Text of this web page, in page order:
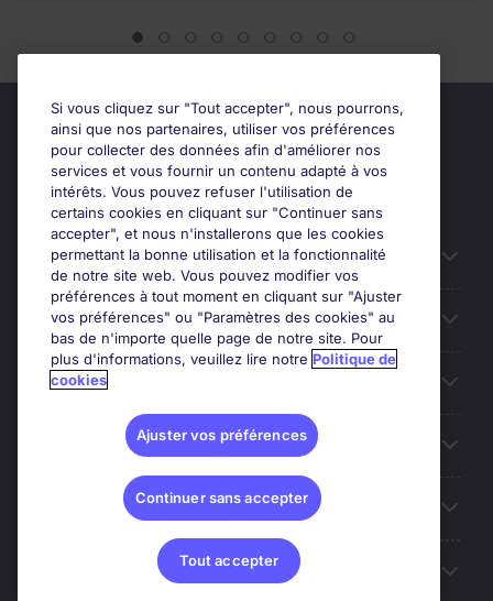
Candidats
Entreprises
Contact
Les avis Google
Nos offres d'emploi
Si vous cliquez sur "Tout accepter", nous pourrons,
ainsi que nos partenaires, utiliser vos préférences
pour collecter des données afin d'améliorer nos
services et vous fournir un contenu adapté à vos
intérêts. Vous pouvez refuser l'utilisation de
certains cookies en cliquant sur "Continuer sans
accepter", et nous n'installerons que les cookies
permettant la bonne utilisation et la fonctionnalité
de notre site web. Vous pouvez modifier vos
préférences à tout moment en cliquant sur "Ajuster
vos préférences" ou "Paramètres des cookies" au
bas de n'importe quelle page de notre site. Pour
plus d'informations, veuillez lire notre Politique de
cookies
Ajuster vos préférences
Continuer sans accepter
Tout accepter